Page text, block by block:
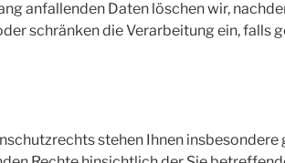
anfallenden Daten löschen wir,
schränken die Verarbeitung ein, falls
stehen Ihnen insbesondere